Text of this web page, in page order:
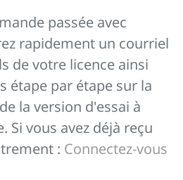
passée avec
rapidement un courriel
de votre licence ainsi
étape par étape sur la
la version d'essai à
Si vous avez déjà reçu
: Connectez-vous